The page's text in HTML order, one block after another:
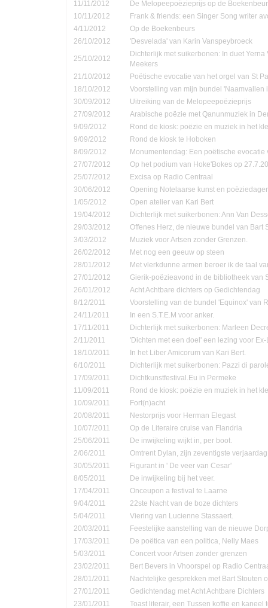
11/11/2012
De Melopeepoëzieprijs op de
10/11/2012
Frank & friends: een Singer Song writer
4/11/2012
Op de Boekenbeurs
26/10/2012
'Desvelada' van Karin Vanspeybroeck
25/10/2012
Dichterlijk met suikerbonen: In duet
Meekers
21/10/2012
Poëtische evocatie van het orgel van St
18/10/2012
Voorstelling van mijn bundel 'Naamvallen
30/09/2012
Uitreiking van de Melopeepoëzieprijs
27/09/2012
Arabische poëzie met Qanunmuziek in
9/09/2012
Rond de kiosk: poëzie en muziek in het
9/09/2012
Rond de kiosk te Hoboken
8/09/2012
Monumentendag: Een poëtische evocatie
27/07/2012
Op het podium van Hoke'Bokes op
25/07/2012
Excisa op Radio Centraal
30/06/2012
Opening Notelaarse kunst en
1/05/2012
Open atelier van Kari Bert
19/04/2012
Dichterlijk met suikerbonen: Ann Van
29/03/2012
Offenes Herz, de nieuwe bundel van Bart
3/03/2012
Muziek voor Artsen zonder Grenzen.
26/02/2012
Met nog een geeuw op steen
28/01/2012
Met vlerkdunne armen beroer ik de taal
27/01/2012
Gierik-poëzieavond in de bibliotheek van
26/01/2012
Acht Achtbare dichters op Gedichtendag
8/12/2011
Voorstelling van de bundel 'Equinox' van
24/11/2011
In een S.T.E.M voor anker.
17/11/2011
Dichterlijk met suikerbonen: Marleen
2/11/2011
'Dichten met een doel' een lezing voor
18/10/2011
In het Liber Amicorum van Kari Bert.
6/10/2011
Dichterlijk met suikerbonen: Pazzi di
17/09/2011
Dichtkunstfestival.Eu in Permeke
11/09/2011
Rond de kiosk: poëzie en muziek in het
10/09/2011
Fort(n)acht
20/08/2011
Nestorprijs voor Herman Elegast
10/07/2011
Op de Literaire cruise van Flandria
25/06/2011
De inwijkeling wijkt in, per boot.
2/06/2011
Omtrent Dylan, zijn zeventigste verjaardag
30/05/2011
Figurant in ' De veer van Cesar'
8/05/2011
De inwijkeling bij het veer.
17/04/2011
Onceupon a festival te Laarne
9/04/2011
22ste Nacht van de boze dichters
5/04/2011
Viering van Lucienne Stassaert.
20/03/2011
Feestelijke aanstelling van de nieuwe
17/03/2011
De poëtica van een politica, Nelly Maes
5/03/2011
Concert voor Artsen zonder grenzen
23/02/2011
Bert Bevers in Vhoorspel op Radio
28/01/2011
Nachtelijke gesprekken met Bart Stouten
27/01/2011
Gedichtendag met Acht Achtbare Dichters
23/01/2011
Toast literair, een Tussen koffie en kaneel